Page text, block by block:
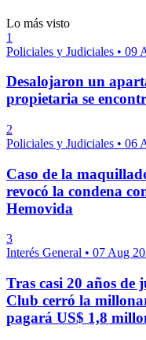
Lo más visto
1
Policiales y Judiciales • 09
Desalojaron un
propietaria se
2
Policiales y Judiciales • 06
Caso de la
revocó la condena
Hemovida
3
Interés General • 07 Aug
Tras casi 20 años
Club cerró la
pagará US$ 1,8